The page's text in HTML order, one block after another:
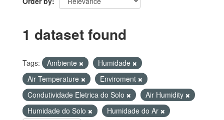
1 dataset found
Tags: Ambiente
Humidade
Air Temperature
Enviroment
Condutividade Eletrica do Solo
Air Humidity
Humidade do Solo
Humidade do Ar